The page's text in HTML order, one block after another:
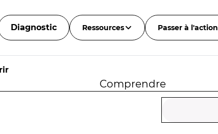
Diagnostic Ressources Passer à l'action
Comprendre